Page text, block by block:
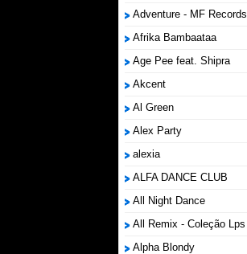
Adventure - MF Records
Afrika Bambaataa
Age Pee feat. Shipra
Akcent
Al Green
Alex Party
alexia
ALFA DANCE CLUB
All Night Dance
All Remix - Coleção Lps
Alpha Blondy